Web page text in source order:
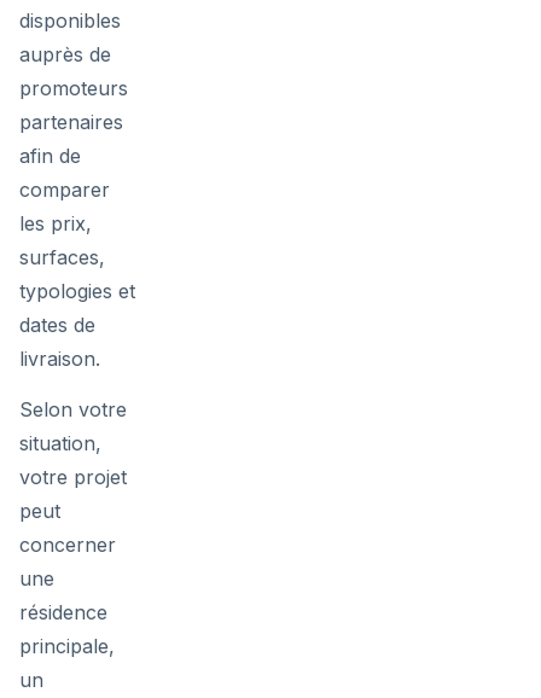
disponibles
auprès de
promoteurs
partenaires
afin de
comparer
les prix,
surfaces,
typologies et
dates de
livraison.
Selon votre
situation,
votre projet
peut
concerner
une
résidence
principale,
un